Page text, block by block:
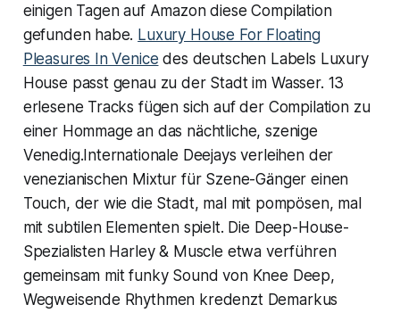
einigen Tagen auf Amazon diese Compilation
gefunden habe. Luxury House For Floating
Pleasures In Venice des deutschen Labels Luxury
House passt genau zu der Stadt im Wasser. 13
erlesene Tracks fügen sich auf der Compilation zu
einer Hommage an das nächtliche, szenige
Venedig.Internationale Deejays verleihen der
venezianischen Mixtur für Szene-Gänger einen
Touch, der wie die Stadt, mal mit pompösen, mal
mit subtilen Elementen spielt. Die Deep-House-
Spezialisten Harley & Muscle etwa verführen
gemeinsam mit funky Sound von Knee Deep,
Wegweisende Rhythmen kredenzt Demarkus